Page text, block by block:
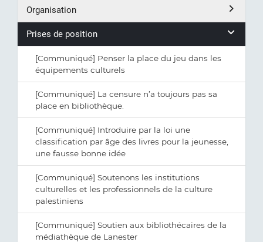
Organisation
Prises de position
[Communiqué] Penser la place du jeu dans les
équipements culturels
[Communiqué] La censure n’a toujours pas sa
place en bibliothèque.
[Communiqué] Introduire par la loi une
classification par âge des livres pour la jeunesse,
une fausse bonne idée
[Communiqué] Soutenons les institutions
culturelles et les professionnels de la culture
palestiniens
[Communiqué] Soutien aux bibliothécaires de la
médiathèque de Lanester